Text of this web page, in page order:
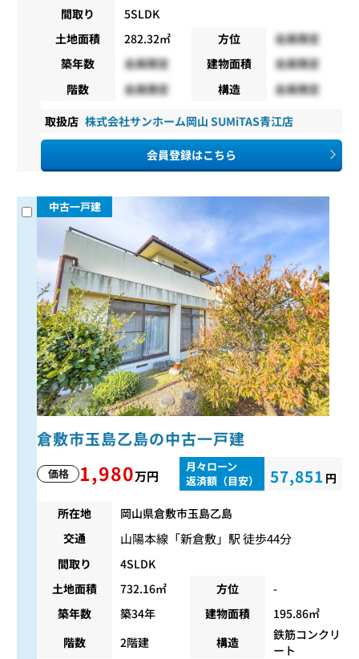
間取り
5SLDK
土地面積
282.32㎡ 方位
会員限定
築年数
会員限定 建物面積
会員限定
階数
会員限定 構造 会員限定
取扱店 株式会社サンホーム岡山 SUMiTAS青江店
会員登録はこちら
中古一戸建
倉敷市玉島乙島の中古一戸建
価格 1,980万円
月々ローン
返済額（目安）
57,851 円
所在地
岡山県倉敷市玉島乙島
交通
山陽本線 「新倉敷」駅 徒歩44分
間取り
4SLDK
土地面積
732.16㎡ 方位
-
築年数
築34年 建物面積
195.86㎡
階数
2階建 構造
鉄筋コンクリ
ート